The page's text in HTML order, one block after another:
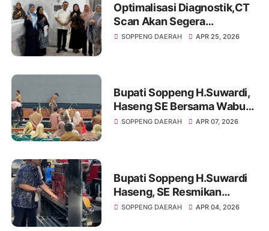
Optimalisasi Diagnostik,CT
Scan Akan Segera
Operasional di RSUD
SOPPENG DAERAH APR 25, 2026
Bupati Soppeng H.Suwardi,
Haseng SE Bersama Wabup
Soppeng Ir Selle Ks Dalle
SOPPENG DAERAH APR 07, 2026
Bupati Soppeng H.Suwardi
Haseng, SE Resmikan
Pemboran Di Tempat
SOPPENG DAERAH APR 04, 2026